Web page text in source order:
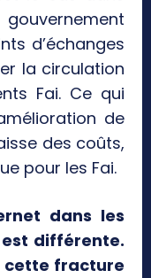
d’échanges
la circulation
Fai. Ce qui
de
des coûts,
pour les Fai.
dans les
différente.
cette fracture